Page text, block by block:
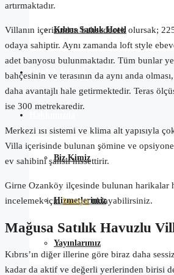
Kıbrıs Satılık Hotel
Günlük Kiralık
Biz Kimiz
Hizmetlerimiz
Yayınlarımız
artırmaktadır.
Villanın içerisinden bahsedecek olursak;
odaya sahiptir. Aynı zamanda loft style
adet banyosu bulunmaktadır. Tüm bunlar
bahçesinin ve terasının da aynı anda
daha avantajlı hale getirmektedir. Teras
ise 300 metrekaredir.
Merkezi ısı sistemi ve klima alt yapısıyla
Villa içerisinde bulunan şömine ve
ev sahibini şanslı hissettirir.
Girne Ozanköy ilçesinde bulunan harikalar
incelemek içinburayatıklayabilirsiniz.
Mağusa Satılık Havuzlu
Kıbrıs’ın diğer illerine göre biraz daha
kadar da aktif ve değerli yerlerinden birisi